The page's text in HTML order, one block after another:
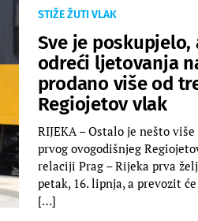
STIŽE ŽUTI VLAK
Sve je poskupjelo,
odreći ljetovanja
prodano više od
Regiojetov vlak
RIJEKA – Ostalo je nešto
prvog ovogodišnjeg
relaciji Prag – Rijeka prva
petak, 16. lipnja, a prevozit
[…]